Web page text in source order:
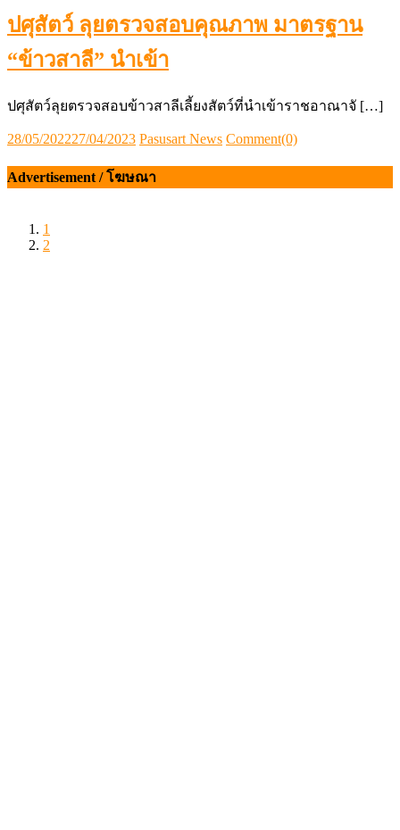
ปศุสัตว์ ลุยตรวจสอบคุณภาพ มาตรฐาน
“ข้าวสาลี” นำเข้า
ปศุสัตว์ลุยตรวจสอบข้าวสาลีเลี้ยงสัตว์ที่นำเข้าราชอาณาจั […]
Posted
28/05/202227/04/2023 Author
Pasusart News Comment(0)
Advertisement / โฆษณา
1
2